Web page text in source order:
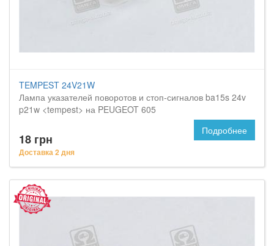
TEMPEST 24V21W
Лампа указателей поворотов и стоп-сигналов ba15s 24v
p21w <tempest> на PEUGEOT 605
18 грн
Доставка 2 дня
Подробнее